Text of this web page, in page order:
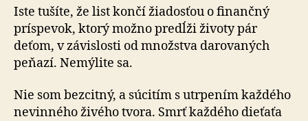
Iste tušíte, že list končí žiadosťou o finančný
príspevok, ktorý možno predĺži životy pár
deťom, v závislosti od množstva darovaných
peňazí. Nemýlite sa.
Nie som bezcitný, a súcitím s utrpením každého
nevinného živého tvora. Smrť každého dieťaťa